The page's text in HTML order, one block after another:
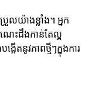
លយ៉ាងខ្លាំង។ អ្នក
ះដឹងកាន់តែល្អ
កើតនូវភាពថ្មីៗក្នុងការ